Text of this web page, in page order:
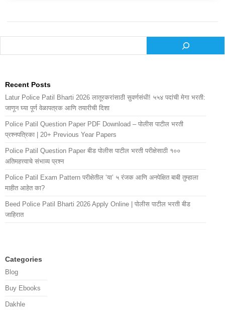
Recent Posts
Latur Police Patil Bharti 2026 लातूरकरांसाठी सुवर्णसंधी! ५५४ पदांची मेगा भरती:
जाणून घ्या पूर्ण वेळापत्रक आणि तयारीची दिशा
Police Patil Question Paper PDF Download – पोलीस पाटील भरती
प्रश्नपत्रिका | 20+ Previous Year Papers
Police Patil Question Paper बीड पोलीस पाटील भरती परीक्षेसाठी १००
अतिमहत्त्वाचे संभाव्य प्रश्न
Police Patil Exam Pattern परीक्षेतील ‘या’ ५ रंजक आणि अनपेक्षित बाबी तुम्हाला
माहीत आहेत का?
Beed Police Patil Bharti 2026 Apply Online | पोलीस पाटील भरती बीड
जाहिरात
Categories
Blog
Buy Ebooks
Dakhle